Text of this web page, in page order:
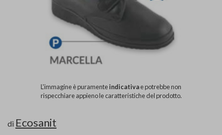
L'immagine è puramenteindicativae potrebbe non
rispecchiare appieno le caratteristiche del prodotto.
di Ecosanit